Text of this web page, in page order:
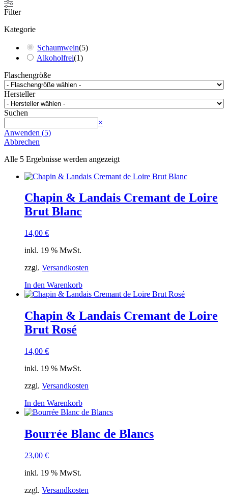
Filter
Kategorie
Schaumwein(5)
Alkoholfrei(1)
Flaschengröße
Hersteller
Suchen
×
Anwenden (5)
Abbrechen
Alle 5 Ergebnisse werden angezeigt
Chapin & Landais Cremant de Loire
Brut Blanc
14,00 €
inkl. 19 % MwSt.
zzgl. Versandkosten
In den Warenkorb
Chapin & Landais Cremant de Loire
Brut Rosé
14,00 €
inkl. 19 % MwSt.
zzgl. Versandkosten
In den Warenkorb
Bourrée Blanc de Blancs
23,00 €
inkl. 19 % MwSt.
zzgl. Versandkosten